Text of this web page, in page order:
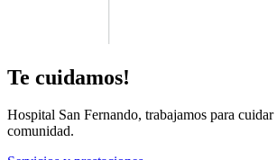
Te cuidamos!
Hospital San Fernando, trabajamos para
comunidad.